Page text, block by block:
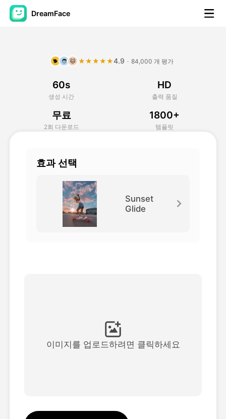
DreamFace
아바타 영상
AI 영상
AI 사진
See All Templates
🐕 🧑 🐱 ★★★★★4.9 · 84,000 개 평가
60s
생성 시간
HD
출력 품질
무료
2회 다운로드
1800+
템플릿
효과 선택
Sunset
Glide
이미지를 업로드하려면 클릭하세요